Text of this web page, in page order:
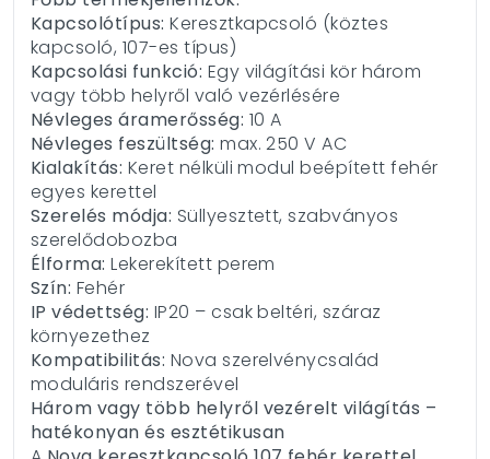
Kapcsolótípus: Keresztkapcsoló (köztes
kapcsoló, 107-es típus)
Kapcsolási funkció: Egy világítási kör három
vagy több helyről való vezérlésére
Névleges áramerősség: 10 A
Névleges feszültség: max. 250 V AC
Kialakítás: Keret nélküli modul beépített fehér
egyes kerettel
Szerelés módja: Süllyesztett, szabványos
szerelődobozba
Élforma: Lekerekített perem
Szín: Fehér
IP védettség: IP20 – csak beltéri, száraz
környezethez
Kompatibilitás: Nova szerelvénycsalád
moduláris rendszerével
Három vagy több helyről vezérelt világítás –
hatékonyan és esztétikusan